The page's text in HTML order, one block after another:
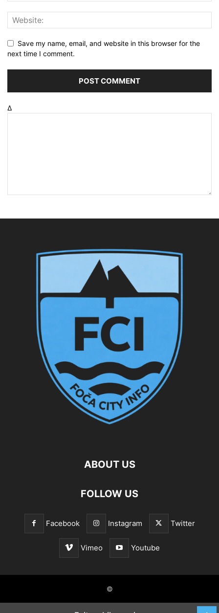
Save my name, email, and website in this browser for the
next time I comment.
Δ
ABOUT US
FOLLOW US
Facebook Instagram Twitter
Vimeo Youtube
©